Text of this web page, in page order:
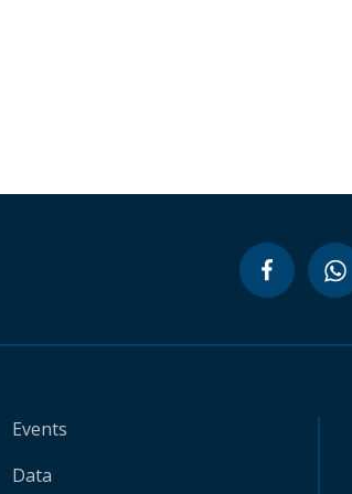
Events
Data